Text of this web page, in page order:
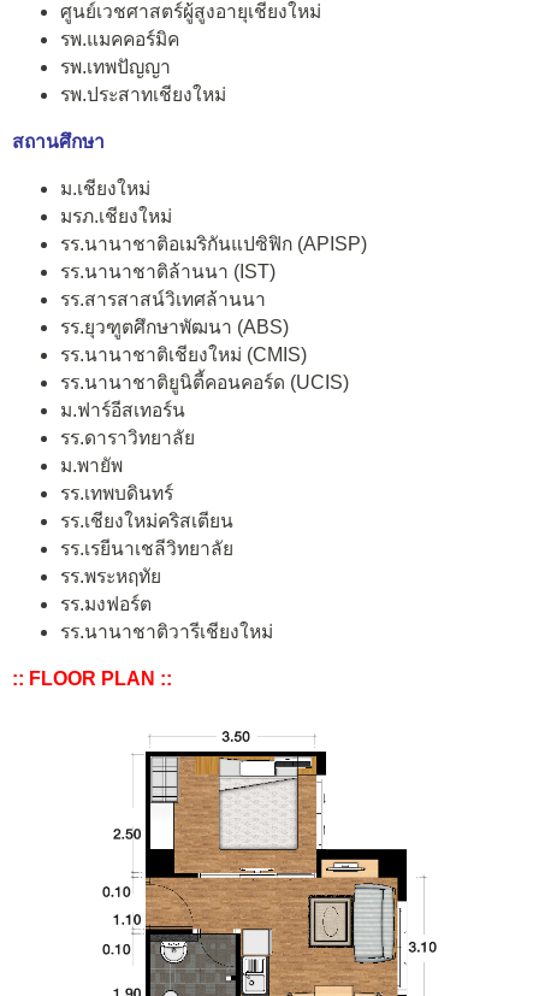
ศูนย์เวชศาสตร์ผู้สูงอายุเชียงใหม่
รพ.แมคคอร์มิค
รพ.เทพปัญญา
รพ.ประสาทเชียงใหม่
สถานศึกษา
ม.เชียงใหม่
มรภ.เชียงใหม่
รร.นานาชาติอเมริกันแปซิฟิก (APISP)
รร.นานาชาติล้านนา (IST)
รร.สารสาสน์วิเทศล้านนา
รร.ยุวฑูตศึกษาพัฒนา (ABS)
รร.นานาชาติเชียงใหม่ (CMIS)
รร.นานาชาติยูนิตี้คอนคอร์ด (UCIS)
ม.ฟาร์อีสเทอร์น
รร.ดาราวิทยาลัย
ม.พายัพ
รร.เทพบดินทร์
รร.เชียงใหม่คริสเตียน
รร.เรยีนาเชลีวิทยาลัย
รร.พระหฤทัย
รร.มงฟอร์ต
รร.นานาชาติวารีเชียงใหม่
:: FLOOR PLAN ::